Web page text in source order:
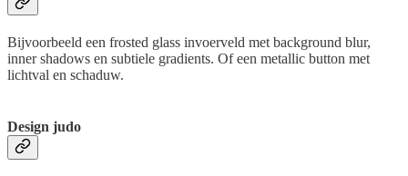
Bijvoorbeeld een frosted glass invoerveld met background blur,
inner shadows en subtiele gradients. Of een metallic button met
lichtval en schaduw.
Design judo